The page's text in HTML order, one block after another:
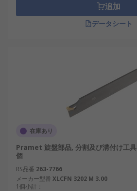
追加
データシート
在庫あり
Pramet 旋盤部品, 分割及び溝付け工
個
RS品番 263-7766
メーカー型番 XLCFN 3202 M 3.00
1個小計：